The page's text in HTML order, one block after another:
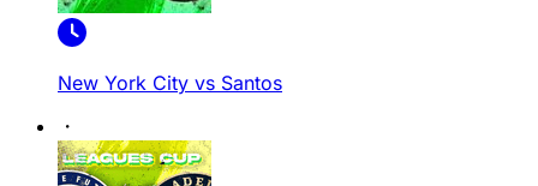
New York City vs Santos